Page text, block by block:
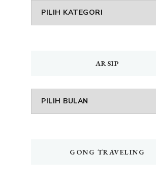
DAFTAR
MENU
ARSIP
Arsip
GONG TRAVELING